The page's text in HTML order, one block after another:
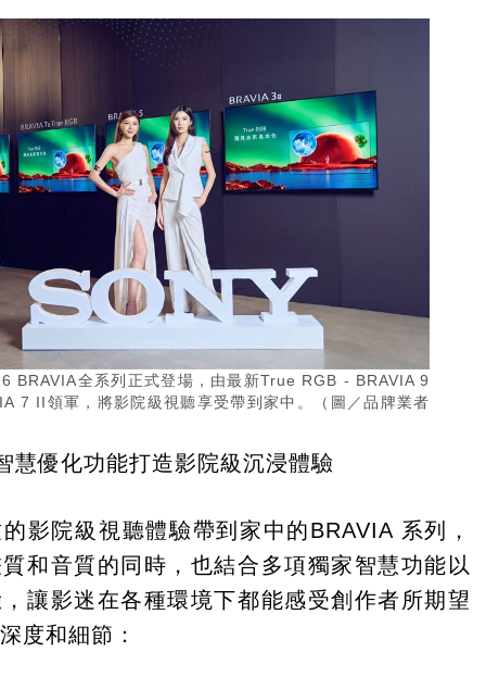
BRAVIA全系列正式登場，由最新True RGB - BRAVIA 9
7 II領軍，將影院級視聽享受帶到家中。（圖／品牌業者
慧優化功能打造影院級沉浸體驗
影院級視聽體驗帶到家中的BRAVIA 系列，
和音質的同時，也結合多項獨家智慧功能以
讓影迷在各種環境下都能感受創作者所期望
度和細節：